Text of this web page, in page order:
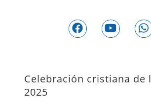
Celebración cristiana de
2025